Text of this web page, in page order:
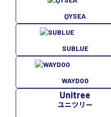
QYSEA
SUBLUE
WAYDOO
Unitree
ユニツリー